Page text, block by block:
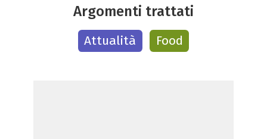
Argomenti trattati
Attualità Food